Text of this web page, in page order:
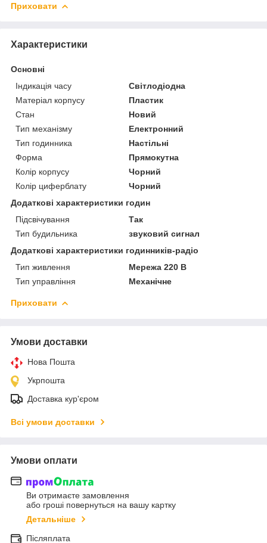
Приховати
Характеристики
Основні
Індикація часу
Світлодіодна
Матеріал корпусу
Пластик
Стан
Новий
Тип механізму
Електронний
Тип годинника
Настільні
Форма
Прямокутна
Колір корпусу
Чорний
Колір циферблату
Чорний
Додаткові характеристики годин
Підсвічування
Так
Тип будильника
звуковий сигнал
Додаткові характеристики годинників-радіо
Тип живлення
Мережа 220 В
Тип управління
Механічне
Приховати
Умови доставки
Нова Пошта
Укрпошта
Доставка кур'єром
Всі умови доставки
Умови оплати
Ви отримаєте замовлення
або гроші повернуться на вашу картку
Детальніше
Післяплата